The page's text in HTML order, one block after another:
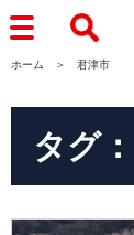
ホーム 君津市
タグ